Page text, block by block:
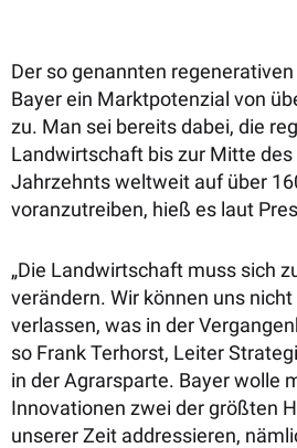
Der so genannten
Bayer ein Marktpotenzial von
zu. Man sei bereits dabei, die
Landwirtschaft bis zur Mitte
Jahrzehnts weltweit auf über
voranzutreiben, hieß es laut
„Die Landwirtschaft muss sich
verändern. Wir können uns
verlassen, was in der
so Frank Terhorst, Leiter
in der Agrarsparte. Bayer wolle
Innovationen zwei der größten
unserer Zeit addressieren,